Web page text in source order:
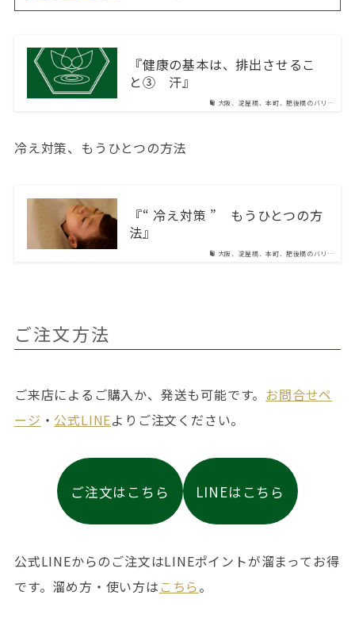
大阪、淀屋橋、本町、肥後橋のバリ…
『健康の基本は、排出させるこ
と③ 汗』
冷え対策、もうひとつの方法
大阪、淀屋橋、本町、肥後橋のバリ…
『“ 冷え対策 ” もうひとつの方
法』
ご注文方法
ご来店によるご購入か、発送も可能です。 お問合せペ
ージ ・ 公式LINEよりご注文ください。
ご注文はこちら LINEはこちら
公式LINEからのご注文はLINEポイントが溜まってお得
です。溜め方・使い方は こちら。